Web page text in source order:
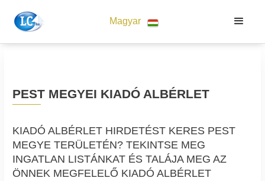
Magyar
PEST MEGYEI KIADÓ ALBÉRLET
KIADÓ ALBÉRLET HIRDETÉST KERES PEST
MEGYE TERÜLETÉN? TEKINTSE MEG
INGATLAN LISTÁNKAT ÉS TALÁJA MEG AZ
ÖNNEK MEGFELELŐ KIADÓ ALBÉRLET